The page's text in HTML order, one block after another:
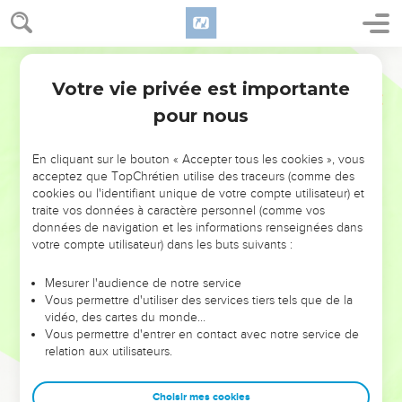
NE MANQUEZ PAS L’ÉVÉNEMENT
DE L’ANNÉE !
ET SI LEURS ERREURS POUVAIENT VOUS ÉVITER LES
VOTRES ?
leur foi ou leur vision. Mais on voit moins les doutes, les erreurs
et les saisons difficiles qu'ils ont traversés, alors même que ce
sont elles qui les ont façonnés.
Dans cette conférence, leaders, entrepreneurs, et responsables
clés pour avancer avec plus de sagesse afin que leurs erreurs
Votre vie privée est importante
pour nous
En cliquant sur le bouton « Accepter tous les cookies », vous
acceptez que TopChrétien utilise des traceurs (comme des
cookies ou l'identifiant unique de votre compte utilisateur) et
traite vos données à caractère personnel (comme vos
données de navigation et les informations renseignées dans
votre compte utilisateur) dans les buts suivants :
Mesurer l'audience de notre service
Vous permettre d'utiliser des services tiers tels que de la
vidéo, des cartes du monde…
Vous permettre d'entrer en contact avec notre service de
relation aux utilisateurs.
Choisir mes cookies